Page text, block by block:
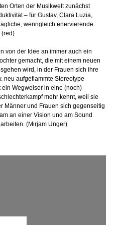
Orten der Musikwelt zunächst
– für Gustav, Clara Luzia,
wenngleich enervierende
(red)
von der Idee an immer auch ein
gemacht, die mit einem neuen
wird, in der Frauen sich ihre
neu aufgeflammte Stereotype
Wegweiser in eine (noch)
mehr kennt, weil sie
Männer und Frauen sich gegenseitig
an einer Vision und am Sound
(Mirjam Unger)